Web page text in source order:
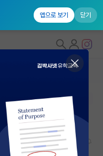
앱으로 보기 닫기
살지 못하는 것 같다.